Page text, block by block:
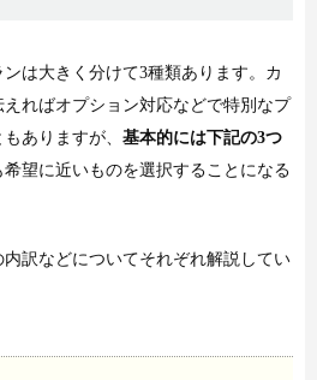
は大きく分けて3種類あります。カ
ればオプション対応などで特別なプ
ありますが、 基本的には下記の3つ
望に近いものを選択することになる
訳などについてそれぞれ解説してい